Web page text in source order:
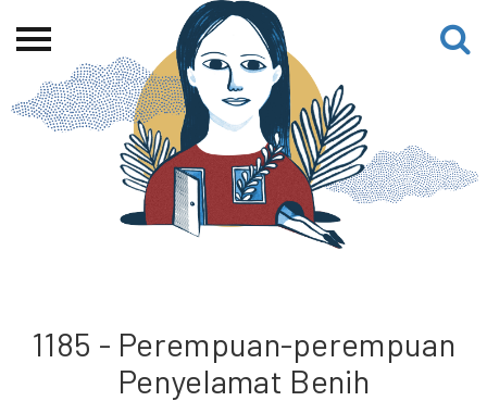
Beranda
Tentang
Permohonan Hibah
Sekolah Pemikiran
Proyek Terdahulu
1185 - Perempuan-perempuan
Penyelamat Benih